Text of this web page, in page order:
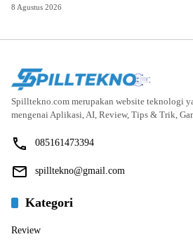
8 Agustus 2026
Spilltekno.com merupakan website teknologi
mengenai Aplikasi, AI, Review, Tips & Trik,
085161473394
spilltekno@gmail.com
Kategori
Review